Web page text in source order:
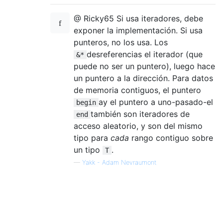
@ Ricky65 Si usa iteradores, debe
exponer la implementación. Si usa
punteros, no los usa. Los
&* desreferencias el iterador (que
puede no ser un puntero), luego hace
un puntero a la dirección. Para datos
de memoria contiguos, el puntero
begin ay el puntero a uno-pasado-el
end también son iteradores de
acceso aleatorio, y son del mismo
tipo para cada rango contiguo sobre
un tipo
T .
— Yakk - Adam Nevraumont